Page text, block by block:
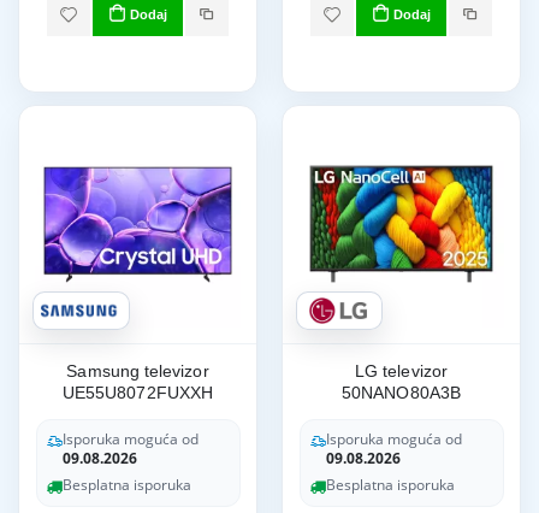
Dodaj Dodaj
Samsung televizor
UE55U8072FUXXH
Isporuka moguća od
09.08.2026
Besplatna isporuka
LG televizor
50NANO80A3B
Isporuka moguća od
09.08.2026
Besplatna isporuka